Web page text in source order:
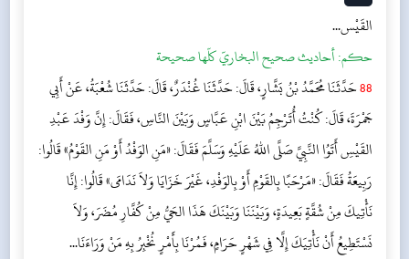
القَيْس...
حکم:أحاديث صحيح البخاريّ كلّها صحيحة
88حَدَّثَنَا مُحَمَّدُ بْنُ بَشَّارٍ، قَالَ: حَدَّثَنَا غُنْدَرٌ، قَالَ: حَدَّثَنَا شُعْبَةُ، عَنْ أَبِي
جَمْرَةَ، قَالَ: كُنْتُ أُتَرْجِمُ بَيْنَ ابْنِ عَبَّاسٍ وَبَيْنَ النَّاسِ، فَقَالَ: إِنَّ وَفْدَ عَبْدِ
القَيْسِ أَتَوُا النَّبِيَّ صَلَّى اللهُ عَلَيْهِ وَسَلَّمَ فَقَالَ: «مَنِ الوَفْدُ أَوْ مَنِ القَوْمُ» قَالُوا:
رَبِيعَةُ فَقَالَ: «مَرْحَبًا بِالقَوْمِ أَوْ بِالوَفْدِ، غَيْرَ خَزَايَا وَلاَ نَدَامَى» قَالُوا: إِنَّا
نَأْتِيكَ مِنْ شُقَّةٍ بَعِيدَةٍ، وَبَيْنَنَا وَبَيْنَكَ هَذَا الحَيُّ مِنْ كُفَّارِ مُضَرَ، وَلاَ
نَسْتَطِيعُ أَنْ نَأْتِيَكَ إِلَّا فِي شَهْرٍ حَرَامٍ، فَمُرْنَا بِأَمْرٍ نُخْبِرُ بِهِ مَنْ وَرَاءَنَا...